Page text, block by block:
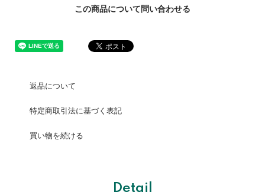
この商品について問い合わせる
返品について
特定商取引法に基づく表記
買い物を続ける
Detail